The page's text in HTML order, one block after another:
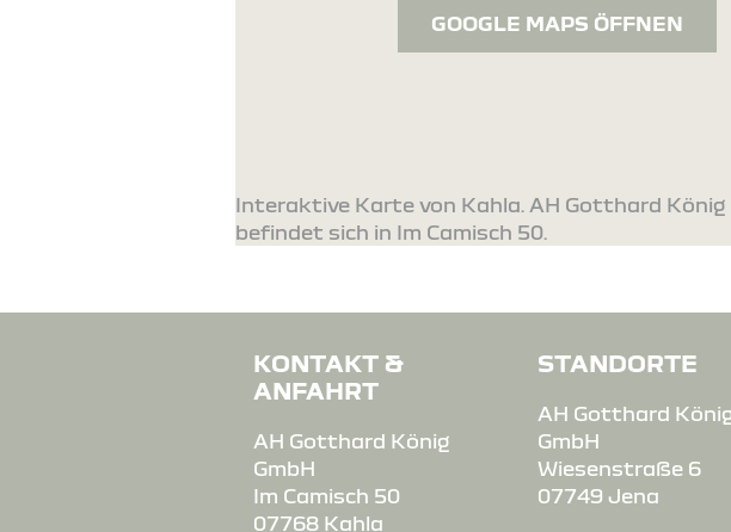
GOOGLE MAPS ÖFFNEN
Interaktive Karte von Kahla. AH Gotthard König
befindet sich in Im Camisch 50.
KONTAKT &
ANFAHRT
AH Gotthard König
GmbH
Im Camisch 50
07768 Kahla
STANDORTE
AH Gotthard
GmbH
Wiesenstraße 6
07749 Jena